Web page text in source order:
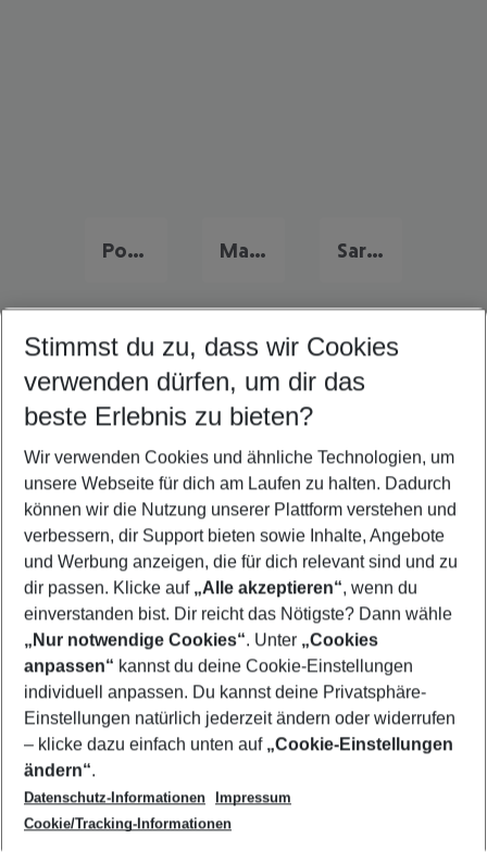
Portugal Urlaub Malta Urlaub Sardinien Urlaub
Quicklinks
Frübucher Angebote La Gomera für 2026
Pauschalreisen La Gomera
Familienurlaub La Gomera
Last Minute La Gomera
Flug & Hotel La Gomera
Footer
Footer navigation
Über uns
AGB
Bestpreisgarantie
Cookie-Einstellungen ändern
Cookie-Richtlinie
Agenturbetreuung
Barrierefreies Reisen
Folge uns
Stimmst du zu, dass wir Cookies
verwenden dürfen, um dir das
beste Erlebnis zu bieten?
Wir verwenden Cookies und ähnliche Technologien, um
unsere Webseite für dich am Laufen zu halten. Dadurch
können wir die Nutzung unserer Plattform verstehen und
verbessern, dir Support bieten sowie Inhalte, Angebote
und Werbung anzeigen, die für dich relevant sind und zu
dir passen. Klicke auf „Alle akzeptieren“, wenn du
einverstanden bist. Dir reicht das Nötigste? Dann wähle
„Nur notwendige Cookies“. Unter „Cookies
anpassen“ kannst du deine Cookie-Einstellungen
individuell anpassen. Du kannst deine Privatsphäre-
Einstellungen natürlich jederzeit ändern oder widerrufen
– klicke dazu einfach unten auf „Cookie-Einstellungen
ändern“.
Datenschutz-Informationen
Impressum
Cookie/Tracking-Informationen